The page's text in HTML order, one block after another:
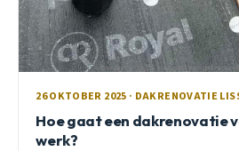
26 OKTOBER 2025 · DAKRENOVATIE
Hoe gaat een dakrenovatie
werk?